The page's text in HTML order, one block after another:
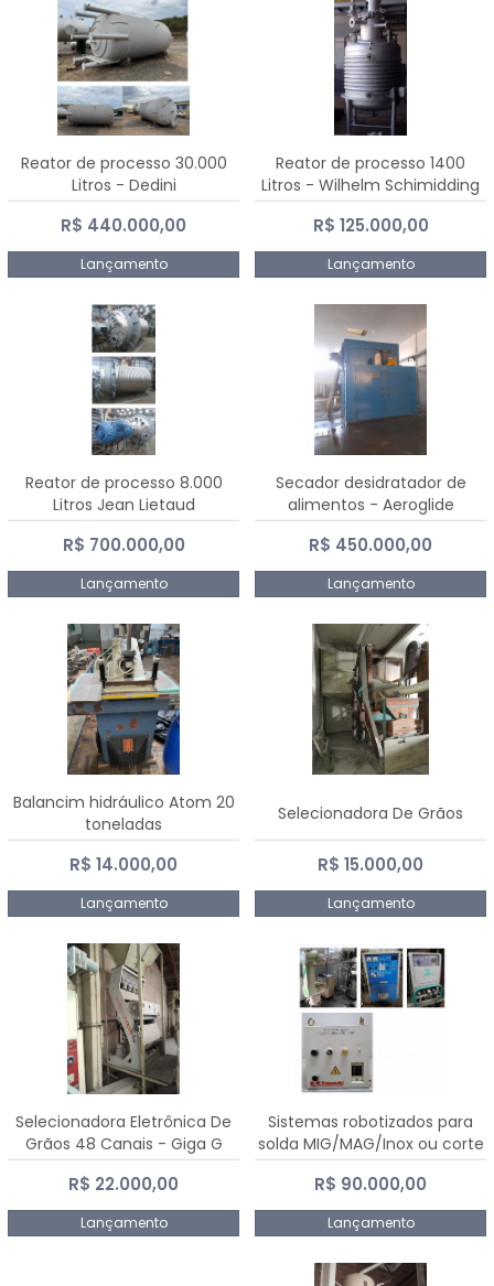
Reator de processo 30.000
Litros - Dedini
R$ 440.000,00
Lançamento
Reator de processo 1400
Litros - Wilhelm Schimidding
R$ 125.000,00
Lançamento
Reator de processo 8.000
Litros Jean Lietaud
R$ 700.000,00
Lançamento
Secador desidratador de
alimentos - Aeroglide
R$ 450.000,00
Lançamento
Balancim hidráulico Atom 20
toneladas
R$ 14.000,00
Lançamento
Selecionadora De Grãos
R$ 15.000,00
Lançamento
Selecionadora Eletrônica De
Grãos 48 Canais - Giga G
10000
R$ 22.000,00
Lançamento
Sistemas robotizados para
solda MIG/MAG/Inox ou corte
plasma
R$ 90.000,00
Lançamento